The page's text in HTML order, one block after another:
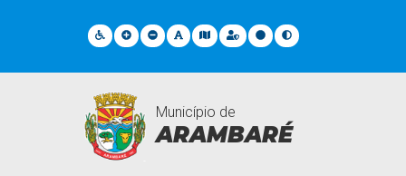
Município de
ARAMBARÉ
Documentos Gerais